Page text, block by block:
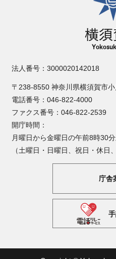
法人番号：3000020142018
〒238-8550 神奈川県横須賀市
電話番号：046-822-4000
ファクス番号：046-822-2539
開庁時間：
月曜日から金曜日の午前8時30
（土曜日・日曜日、祝日・休日
庁舎